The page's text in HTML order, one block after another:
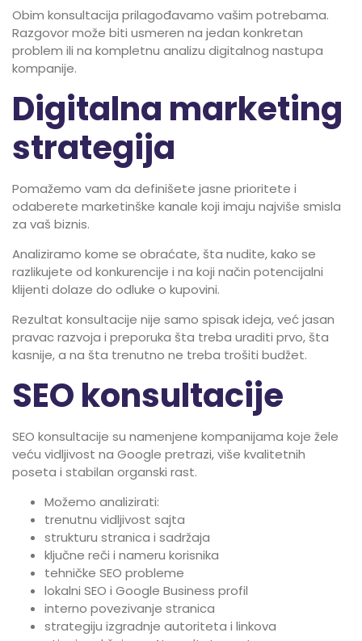
Obim konsultacija prilagođavamo vašim potrebama.
Razgovor može biti usmeren na jedan konkretan
problem ili na kompletnu analizu digitalnog nastupa
kompanije.
Digitalna marketing
strategija
Pomažemo vam da definišete jasne prioritete i
odaberete marketinške kanale koji imaju najviše smisla
za vaš biznis.
Analiziramo kome se obraćate, šta nudite, kako se
razlikujete od konkurencije i na koji način potencijalni
klijenti dolaze do odluke o kupovini.
Rezultat konsultacije nije samo spisak ideja, već jasan
pravac razvoja i preporuka šta treba uraditi prvo, šta
kasnije, a na šta trenutno ne treba trošiti budžet.
SEO konsultacije
SEO konsultacije su namenjene kompanijama koje žele
veću vidljivost na Google pretrazi, više kvalitetnih
poseta i stabilan organski rast.
Možemo analizirati:
trenutnu vidljivost sajta
strukturu stranica i sadržaja
ključne reči i nameru korisnika
tehničke SEO probleme
lokalni SEO i Google Business profil
interno povezivanje stranica
strategiju izgradnje autoriteta i linkova